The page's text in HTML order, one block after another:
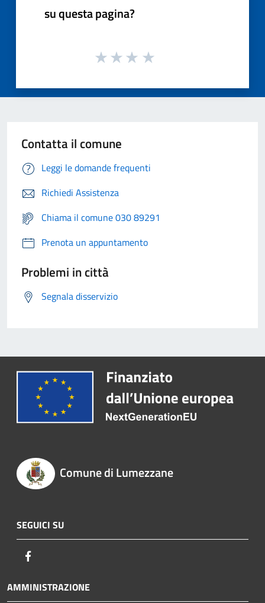
su questa pagina?
Contatta il comune
Leggi le domande frequenti
Richiedi Assistenza
Chiama il comune 030 89291
Prenota un appuntamento
Problemi in città
Segnala disservizio
Comune di Lumezzane
SEGUICI SU
AMMINISTRAZIONE